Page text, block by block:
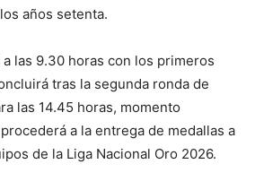
años setenta.
a las 9.30 horas con los primeros
tras la segunda ronda de
las 14.45 horas, momento
a la entrega de medallas a
de la Liga Nacional Oro 2026.